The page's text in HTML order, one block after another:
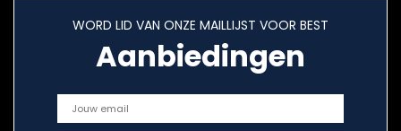
WORD LID VAN ONZE MAILLIJST VOOR BEST
Aanbiedingen